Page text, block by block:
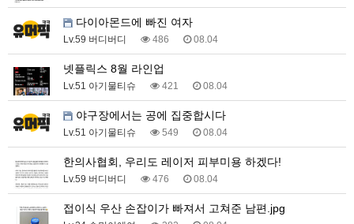
다이아몬드에 빠진 여자
Lv.59 버디버디 486 08.04
넷플릭스 8월 라인업
Lv.51 아기물티슈 421 08.04
야구장에서는 공에 집중합시다
Lv.51 아기물티슈 549 08.04
한의사협회, 우리도 레이저 피부미용 하겠다!
Lv.59 버디버디 476 08.04
접이식 우산 손잡이가 빠져서 고쳐준 남편.jpg